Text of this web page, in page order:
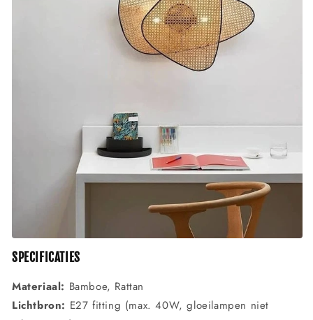
SPECIFICATIES
Materiaal: Bamboe, Rattan
Lichtbron: E27 fitting (max. 40W, gloeilampen niet